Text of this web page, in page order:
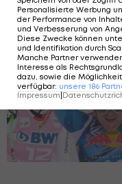
Die 10
Geschichte
Personalisierte Werbung
der Performance von
und Verbesserung von
Diese Zwecke können
und Identifikation durch
Manche Partner
Interesse als
dazu, sowie die
verfügbar: unsere 186
Impressum